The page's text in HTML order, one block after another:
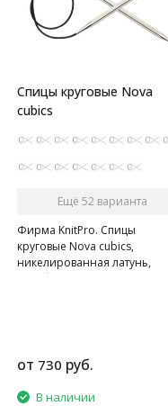
Спицы круговые Nova
cubics
Ещё 52 варианта
Фирма KnitPro. Спицы
круговые Nova cubics,
никелированная латунь,
серебристый
от 730 руб.
В наличии